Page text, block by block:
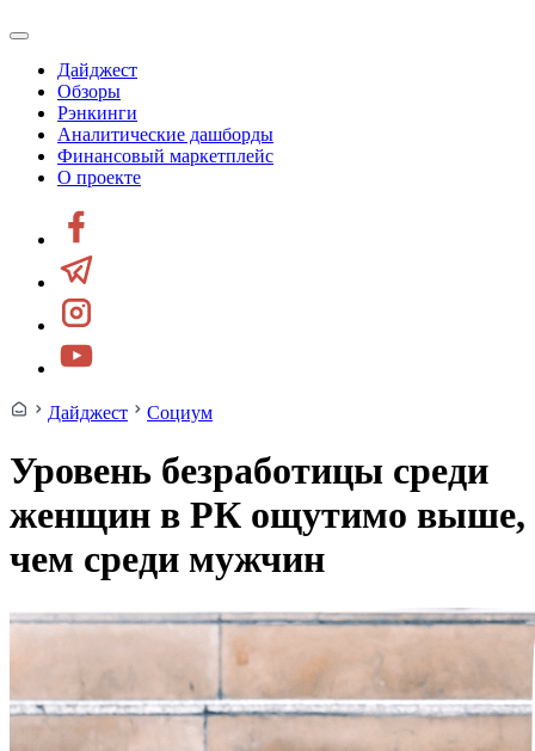
Дайджест
Обзоры
Рэнкинги
Аналитические дашборды
Финансовый маркетплейс
О проекте
Дайджест Социум
Уровень безработицы среди
женщин в РК ощутимо выше,
чем среди мужчин